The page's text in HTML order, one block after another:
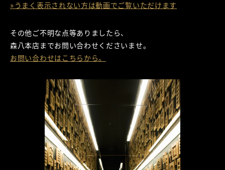
»うまく表示されない方は動画でご覧いただけます
その他ご不明な点等ありましたら、
森八本店までお問い合わせくださいませ。
お問い合わせはこちらから。